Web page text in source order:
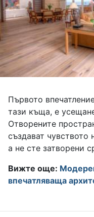
Първото
тази къща, е
Отворените
създават чувството
а не сте затворени
Вижте още:
впечатляваща